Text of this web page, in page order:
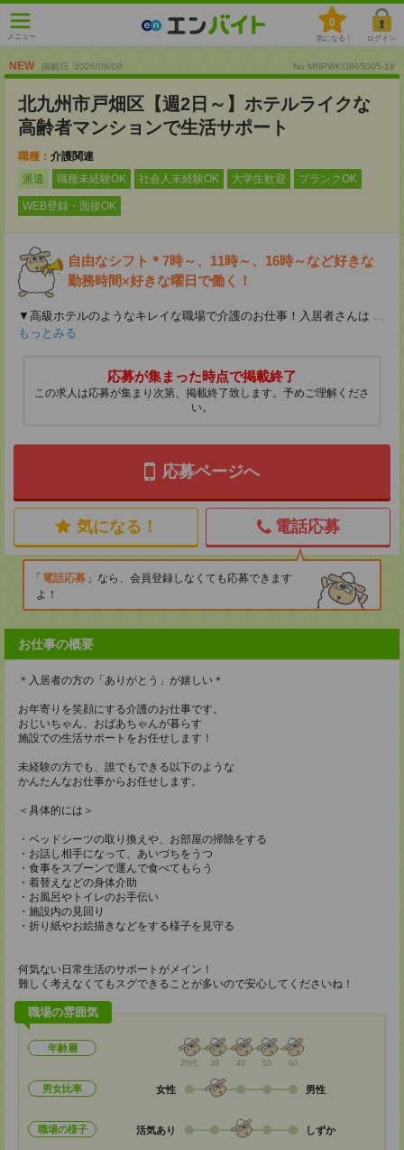
メニュー
0
気になる！ ログイン
NEW 掲載日 :2026/08/08 No.MNPWKO865005-18
北九州市戸畑区【週2日～】ホテルライクな
高齢者マンションで生活サポート
職種： 介護関連
派遣
職種未経験OK 社会人未経験OK 大学生歓迎 ブランクOK
WEB登録・面接OK
自由なシフト＊7時～、11時～、16時～など好きな
勤務時間×好きな曜日で働く！
▼高級ホテルのようなキレイな職場で介護のお仕事！入居者さんは ...
もっとみる
応募が集まった時点で掲載終了
この求人は応募が集まり次第、掲載終了致します。予めご理解くださ
い。
応募ページへ
気になる！ 電話応募
電話応募
なら、会員登録しなくても応募できます
よ！
お仕事の概要
＊入居者の方の「ありがとう」が嬉しい＊
お年寄りを笑顔にする介護のお仕事です。
おじいちゃん、おばあちゃんが暮らす
施設での生活サポートをお任せします！
未経験の方でも、誰でもできる以下のような
かんたんなお仕事からお任せします。
＜具体的には＞
・ベッドシーツの取り換えや、お部屋の掃除をする
・お話し相手になって、あいづちをうつ
・食事をスプーンで運んで食べてもらう
・着替えなどの身体介助
・お風呂やトイレのお手伝い
・施設内の見回り
・折り紙やお絵描きなどをする様子を見守る
何気ない日常生活のサポートがメイン！
難しく考えなくてもスグできることが多いので安心してくださいね！
職場の雰囲気
年齢層
20代 30 40 50 60
男女比率 女性 男性
職場の様子 活気あり しずか